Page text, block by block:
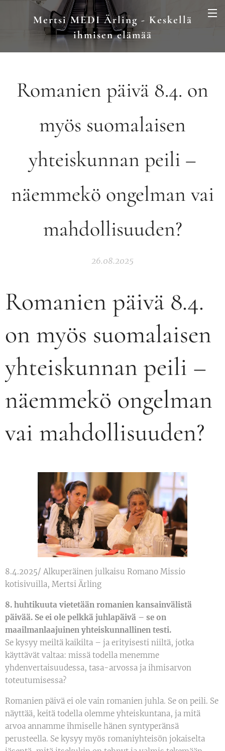
Mertsi MEDI Ärling - Keskellä
ihmisen elämää
Romanien päivä 8.4. on
myös suomalaisen
yhteiskunnan peili –
näemmekö ongelman vai
mahdollisuuden?
26.08.2025
Romanien päivä 8.4.
on myös suomalaisen
yhteiskunnan peili –
näemmekö ongelman
vai mahdollisuuden?
8.4.2025/ Alkuperäinen julkaisu Romano Missio
kotisivuilla, Mertsi Ärling
8. huhtikuuta vietetään romanien kansainvälistä
päivää. Se ei ole pelkkä juhlapäivä – se on
maailmanlaajuinen yhteiskunnallinen testi.
Se kysyy meiltä kaikilta – ja erityisesti niiltä, jotka
käyttävät valtaa: missä todella menemme
yhdenvertaisuudessa, tasa-arvossa ja ihmisarvon
toteutumisessa?
Romanien päivä ei ole vain romanien juhla. Se on peili. Se
näyttää, keitä todella olemme yhteiskuntana, ja mitä
arvoa annamme ihmiselle hänen syntyperänsä
perusteella. Se kysyy myös romaniyhteisön jokaiselta